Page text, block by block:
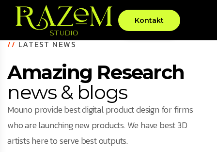
Kontakt
//LATEST NEWS
Amazing Research
news & blogs
Mouno provide best digital product design for firms
who are launching new products. We have best 3D
artists here to serve best outputs.